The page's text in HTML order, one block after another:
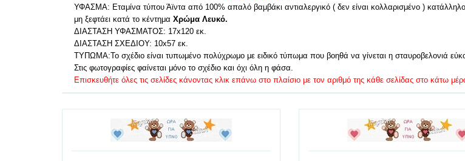
ΥΦΑΣΜΑ: Εταμίνα τύπου Άϊντα από 100% απαλό βαμβάκι αντιαλεργικό ( δεν είναι κολλαρισμένο )
μη ξεφτάει κατά το κέντημα Χρώμα Λευκό.
ΔΙΑΣΤΑΣΗ ΥΦΑΣΜΑΤΟΣ: 17x120 εκ.
ΔΙΑΣΤΑΣΗ ΣΧΕΔΙΟΥ: 10x57 εκ.
ΤΥΠΩΜΑ:To σχέδιο είναι τυπωμένο πολύχρωμο με ειδικό τύπωμα που βοηθά να γίνεται η σταυροβελονιά
Στις φωτογραφίες φαίνεται μόνο το σχέδιο και όχι όλη η φάσα.
Επισκευθήτε όλες τις σελίδες κάνοντας κλικ επάνω στο πλαίσιο με τον αριθμό της κάθε σελίδας στο κάτω